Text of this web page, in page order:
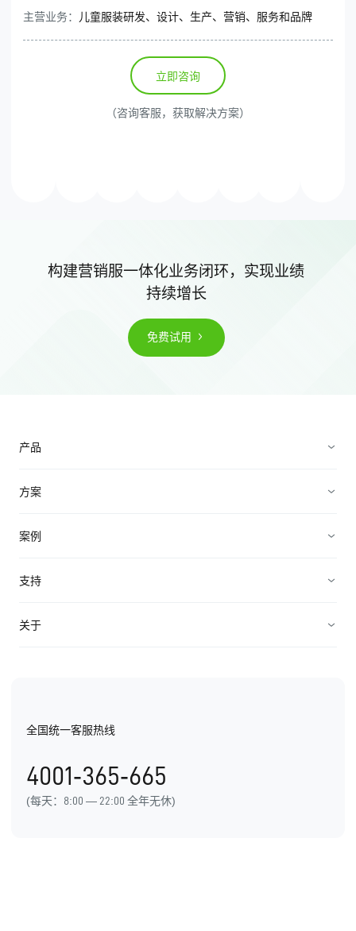
主营业务：
儿童服装研发、设计、生产、营销、服务和品牌
立即咨询
（咨询客服，获取解决方案）
构建营销服一体化业务闭环，实现业绩
持续增长
免费试用
产品
营销获客
方案
企业直播营销方案
案例
企业服务
金融服务
支持
帮助中心
关于
EC荣誉
办公地址
全国统一客服热线
4001-365-665
(每天：8:00 — 22:00 全年无休)